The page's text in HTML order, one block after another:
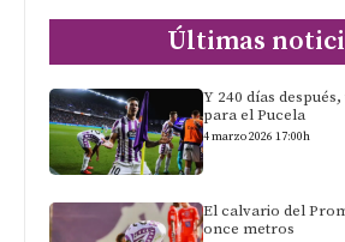
Últimas
Y 240 días
para el Pucela
4 marzo 2026 17:00h
El calvario del
once metros